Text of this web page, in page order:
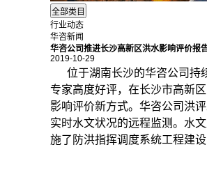
行业动态
华咨新闻
华咨公司推进长沙高新区洪水影响评价报
2019-10-29
位于湖南长沙的华咨公司持
专家高度好评，在长沙市高新
影响评价新方式。华咨公司洪
实时水文状况的远程监测。水
施了防洪指挥调度系统工程建